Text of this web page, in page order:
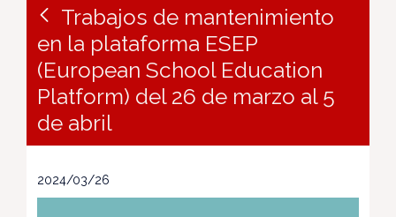
Trabajos de mantenimiento
en la plataforma ESEP
(European School Education
Platform) del 26 de marzo al 5
de abril
2024/03/26